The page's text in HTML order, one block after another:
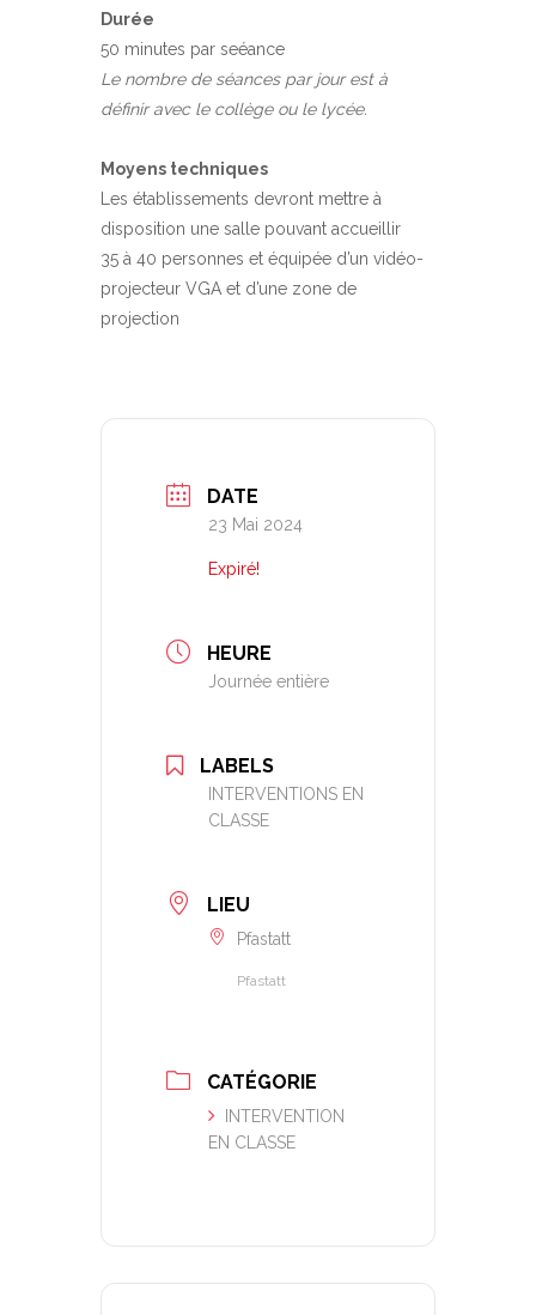
Durée
50 minutes par seéance
Le nombre de séances par jour est à
définir avec le collège ou le lycée.
Moyens techniques
Les établissements devront mettre à
disposition une salle pouvant accueillir
35 à 40 personnes et équipée d’un vidéo-
projecteur VGA et d’une zone de
projection
DATE
23 Mai 2024
Expiré!
HEURE
Journée entière
LABELS
INTERVENTIONS EN
CLASSE
LIEU
Pfastatt
Pfastatt
CATÉGORIE
INTERVENTION
EN CLASSE